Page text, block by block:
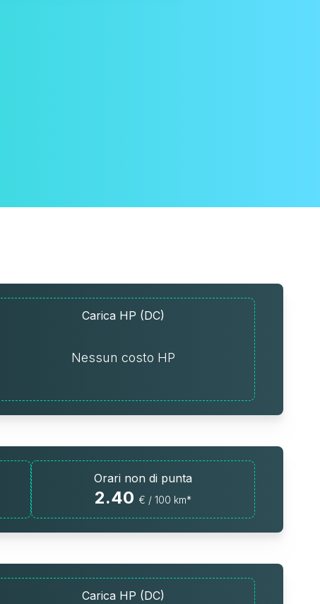
Carica HP (DC)
Nessun costo HP
Orari non di punta
2.40 € / 100 km*
Carica HP (DC)